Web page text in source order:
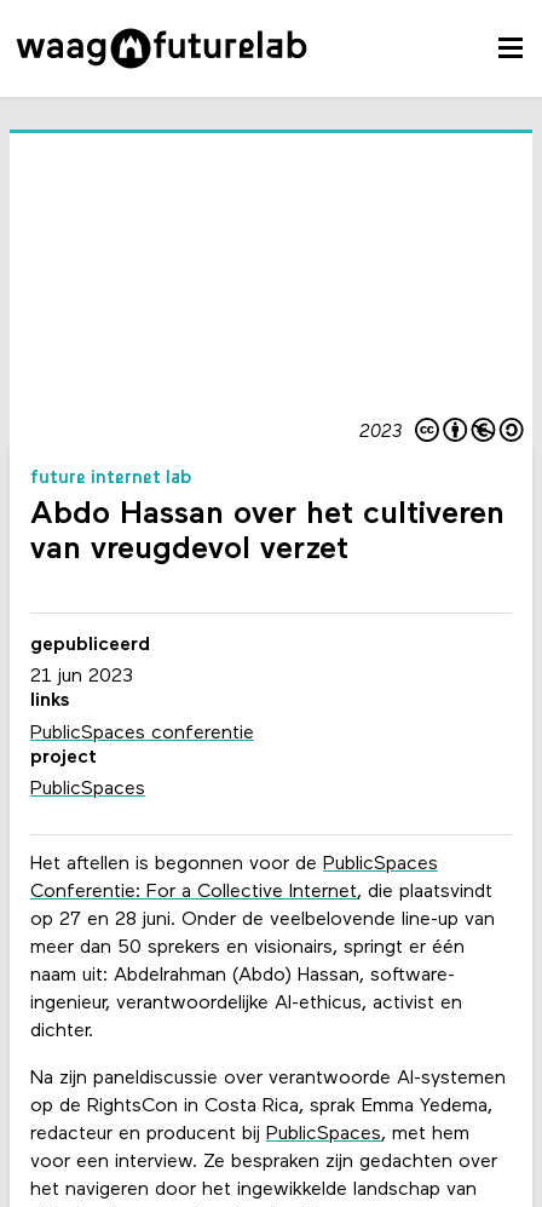
2023
future internet lab
Abdo Hassan over het cultiveren
van vreugdevol verzet
Het aftellen is begonnen voor de PublicSpaces
Conferentie: For a Collective Internet, die plaatsvindt
op 27 en 28 juni. Onder de veelbelovende line-up van
meer dan 50 sprekers en visionairs, springt er één
naam uit: Abdelrahman (Abdo) Hassan, software-
ingenieur, verantwoordelijke AI-ethicus, activist en
dichter.
Na zijn paneldiscussie over verantwoorde AI-systemen
op de RightsCon in Costa Rica, sprak Emma Yedema,
redacteur en producent bij PublicSpaces, met hem
voor een interview. Ze bespraken zijn gedachten over
het navigeren door het ingewikkelde landschap van
gepubliceerd
21 jun 2023
links
PublicSpaces conferentie
project
PublicSpaces